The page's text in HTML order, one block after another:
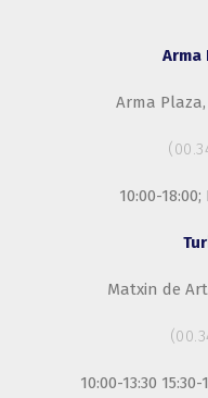
Arma
Arma
10:00-
Matxin de
10:00-13:30